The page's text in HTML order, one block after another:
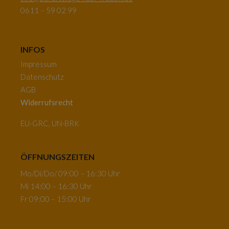
0611 – 59 02 99
INFOS
Impressum
Datenschutz
AGB
Widerrufsrecht
EU-GRC, UN-BRK
ÖFFNUNGSZEITEN
Mo/Di/Do/ 09:00 – 16:30 Uhr
Mi 14:00 – 16:30 Uhr
Fr 09:00 – 15:00 Uhr